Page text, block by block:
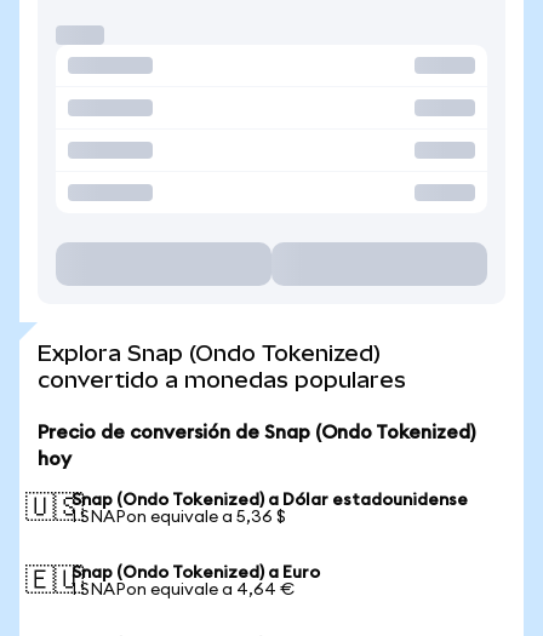
Explora Snap (Ondo Tokenized)
convertido a monedas populares
Precio de conversión de Snap (Ondo Tokenized)
hoy
🇺🇸Snap (Ondo Tokenized) a Dólar estadounidense
1 SNAPon equivale a 5,36 $
🇪🇺Snap (Ondo Tokenized) a Euro
1 SNAPon equivale a 4,64 €